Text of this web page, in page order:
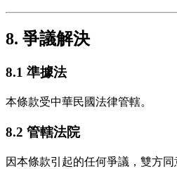
8. 爭議解決
8.1 準據法
本條款受中華民國法律管轄。
8.2 管轄法院
因本條款引起的任何爭議，雙方